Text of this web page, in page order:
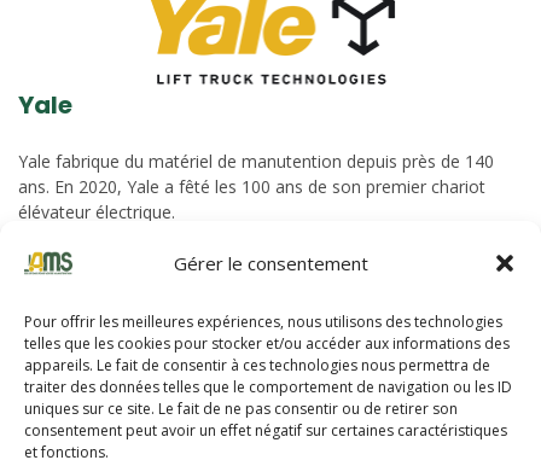
Gérer le consentement
Pour offrir les meilleures expériences, nous utilisons des technologies
telles que les cookies pour stocker et/ou accéder aux informations des
appareils. Le fait de consentir à ces technologies nous permettra de
traiter des données telles que le comportement de navigation ou les ID
uniques sur ce site. Le fait de ne pas consentir ou de retirer son
consentement peut avoir un effet négatif sur certaines caractéristiques
et fonctions.
Yale
Yale fabrique du matériel de manutention depuis près de 140
ans. En 2020, Yale a fêté les 100 ans de son premier chariot
élévateur électrique.
HYSTER
Hyster propose des chariots robustes depuis plus de 90 ans. La